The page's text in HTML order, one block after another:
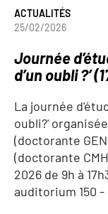
ACTUALITÉS
25/02/2026
Journée
d’un oubli ?’
La journée
oubli?'
(doctorante
(doctorante
2026 de 9h à
auditorium 150 -